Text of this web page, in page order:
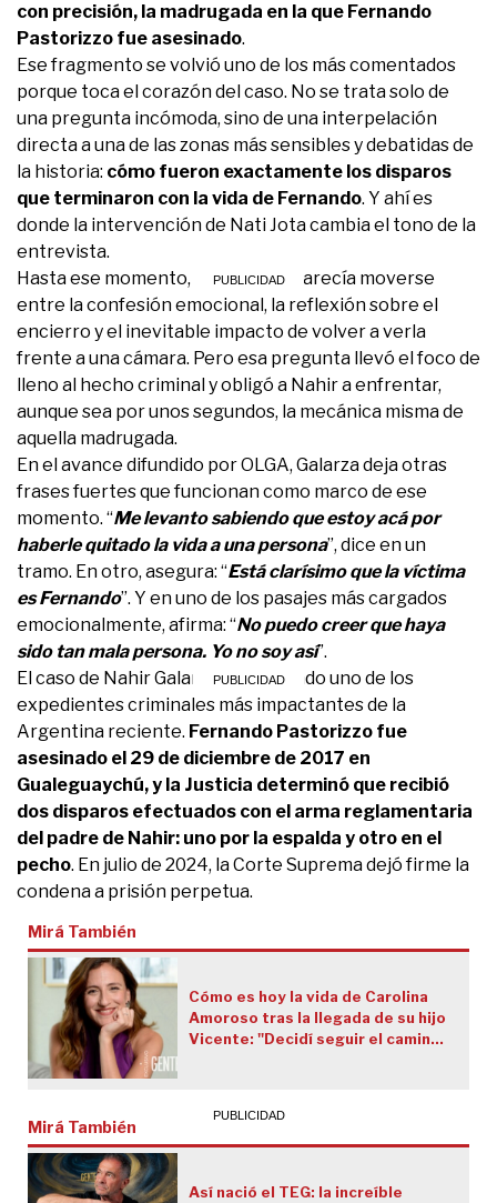
con precisión, la madrugada en la que Fernando
Pastorizzo fue asesinado.
Ese fragmento se volvió uno de los más comentados
porque toca el corazón del caso. No se trata solo de
una pregunta incómoda, sino de una interpelación
directa a una de las zonas más sensibles y debatidas de
la historia: cómo fueron exactamente los disparos
que terminaron con la vida de Fernando. Y ahí es
donde la intervención de Nati Jota cambia el tono de la
entrevista.
Hasta ese momento, el adelanto parecía moverse
entre la confesión emocional, la reflexión sobre el
encierro y el inevitable impacto de volver a verla
frente a una cámara. Pero esa pregunta llevó el foco de
lleno al hecho criminal y obligó a Nahir a enfrentar,
aunque sea por unos segundos, la mecánica misma de
aquella madrugada.
En el avance difundido por OLGA, Galarza deja otras
frases fuertes que funcionan como marco de ese
momento. “Me levanto sabiendo que estoy acá por
haberle quitado la vida a una persona”, dice en un
tramo. En otro, asegura: “Está clarísimo que la víctima
es Fernando”. Y en uno de los pasajes más cargados
emocionalmente, afirma: “No puedo creer que haya
sido tan mala persona. Yo no soy así”.
El caso de Nahir Galarza sigue siendo uno de los
expedientes criminales más impactantes de la
Argentina reciente. Fernando Pastorizzo fue
asesinado el 29 de diciembre de 2017 en
Gualeguaychú, y la Justicia determinó que recibió
dos disparos efectuados con el arma reglamentaria
del padre de Nahir: uno por la espalda y otro en el
pecho. En julio de 2024, la Corte Suprema dejó firme la
condena a prisión perpetua.
Mirá También
Cómo es hoy la vida de Carolina
Amoroso tras la llegada de su hijo
Vicente: "Decidí seguir el camino
Mirá También
Así nació el TEG: la increíble